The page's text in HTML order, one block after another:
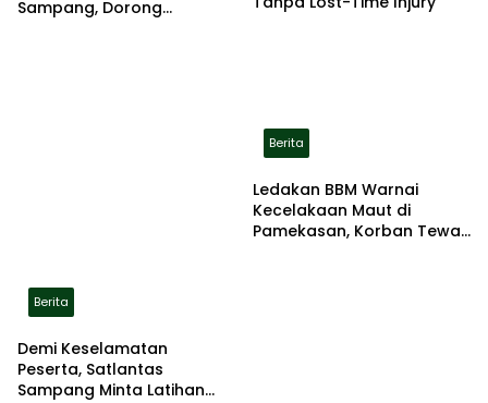
Sampang, Dorong
Berita
Demi Keselamatan
Peserta, Satlantas
Sampang Minta Latihan
Berita
Ledakan BBM Warnai
Kecelakaan Maut di
Pamekasan, Korban Tewas